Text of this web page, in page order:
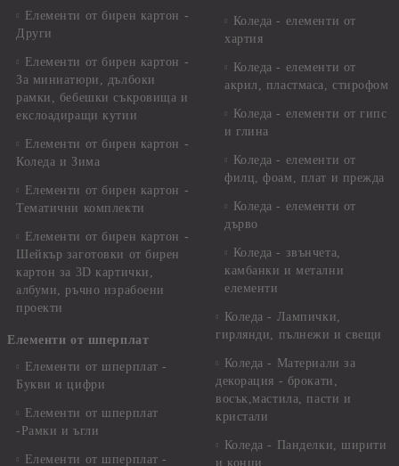
Елементи от бирен картон -
Други
Елементи от бирен картон -
За миниатюри, дълбоки
рамки, бебешки съкровища и
екслоадиращи кутии
Елементи от бирен картон -
Коледа и Зима
Елементи от бирен картон -
Тематични комплекти
Елементи от бирен картон -
Шейкър заготовки от бирен
картон за 3D картички,
албуми, ръчно израбоени
проекти
Елементи от шперплат
Елементи от шперплат -
Букви и цифри
Елементи от шперплат
-Рамки и ъгли
Елементи от шперплат -
Коледа - елементи от
хартия
Коледа - елементи от
акрил, пластмаса, стирофом
Коледа - елементи от гипс
и глина
Коледа - елементи от
филц, фоам, плат и прежда
Коледа - елементи от
дърво
Коледа - звънчета,
камбанки и метални
елементи
Коледа - Лампички,
гирлянди, пълнежи и свещи
Коледа - Материали за
декорация - брокати,
восък,мастила, пасти и
кристали
Коледа - Панделки, ширити
и конци